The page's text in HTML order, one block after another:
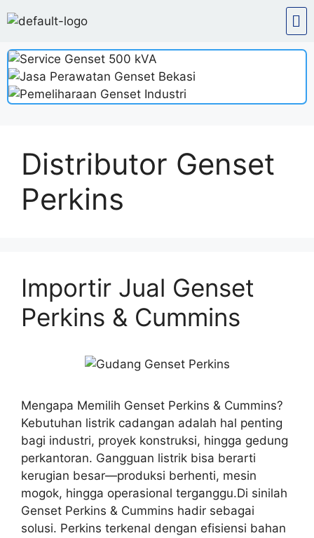
Distributor Genset
Perkins
Importir Jual Genset
Perkins & Cummins
Mengapa Memilih Genset Perkins & Cummins?
Kebutuhan listrik cadangan adalah hal penting
bagi industri, proyek konstruksi, hingga gedung
perkantoran. Gangguan listrik bisa berarti
kerugian besar—produksi berhenti, mesin
mogok, hingga operasional terganggu.Di sinilah
Genset Perkins & Cummins hadir sebagai
solusi. Perkins terkenal dengan efisiensi bahan